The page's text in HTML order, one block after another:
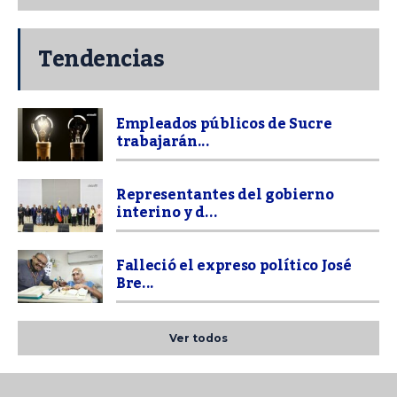
Tendencias
Empleados públicos de Sucre
trabajarán...
Representantes del gobierno
interino y d...
Falleció el expreso político José
Bre...
Ver todos